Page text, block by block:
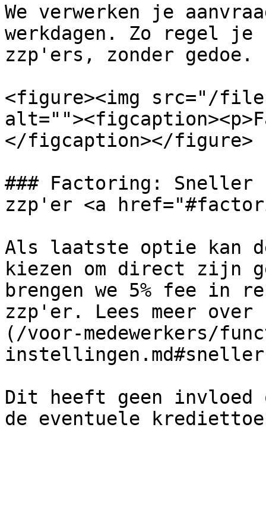
We verwerken je
werkdagen. Zo regel
zzp'ers, zonder gedoe.
<figure><img src="/files/
</figcaption></figure>
### Factoring: Sneller
zzp'er <a
Als laatste optie kan
kiezen om direct zijn
brengen we 5% fee in
zzp'er. Lees meer
(/voor-medewerkers/
Dit heeft geen invloed